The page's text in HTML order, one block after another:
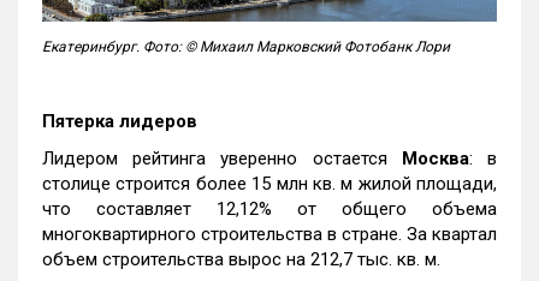
Екатеринбург. Фото: © Михаил Марковский Фотобанк Лори
Пятерка лидеров
Лидером рейтинга уверенно остается Москва: в
столице строится более 15 млн кв. м жилой площади,
что составляет 12,12% от общего объема
многоквартирного строительства в стране. За квартал
объем строительства вырос на 212,7 тыс. кв. м.